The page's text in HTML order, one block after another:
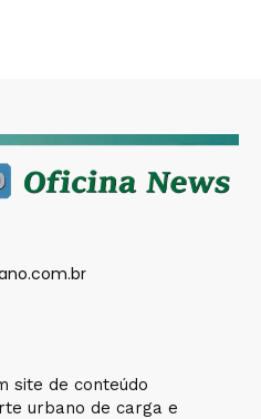
site de conteúdo
urbano de carga e